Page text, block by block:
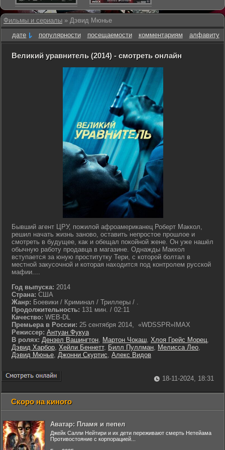
Фильмы и сериалы » Дэвид Мюнье
дате
популярности посещаемости комментариям алфавиту
Великий уравнитель (2014) - смотреть онлайн
Бывший агент ЦРУ, пожилой афроамериканец Роберт Маккол,
решил начать жизнь заново, оставить непростое прошлое и
смотреть в будущее, как и обещал покойной жене. Он уже нашёл
обычную работу продавца в магазине. Однажды Маккол
вступается за юную проститутку Тери, с которой болтал в
местной закусочной и которая находится под контролем русской
мафии....
Год выпуска: 2014
Страна: США
Жанр: Боевики / Криминал / Триллеры / .
Продолжительность: 131 мин. / 02:11
Качество: WEB-DL
Премьера в России: 25 сентября 2014, «WDSSPR»IMAX
Режиссер: Антуан Фукуа
В ролях: Дензел Вашингтон, Мартон Чокаш, Хлоя Грейс Морец,
Дэвид Харбор, Хейли Беннетт, Билл Пуллман, Мелисса Лео,
Дэвид Мюнье, Джонни Скуртис, Алекс Видов
18-11-2024, 18:31
Скоро на киного
Аватар: Пламя и пепел
Джейк Салли Нейтири и их дети переживают смерть Нетейама
Противостояние с корпорацией...